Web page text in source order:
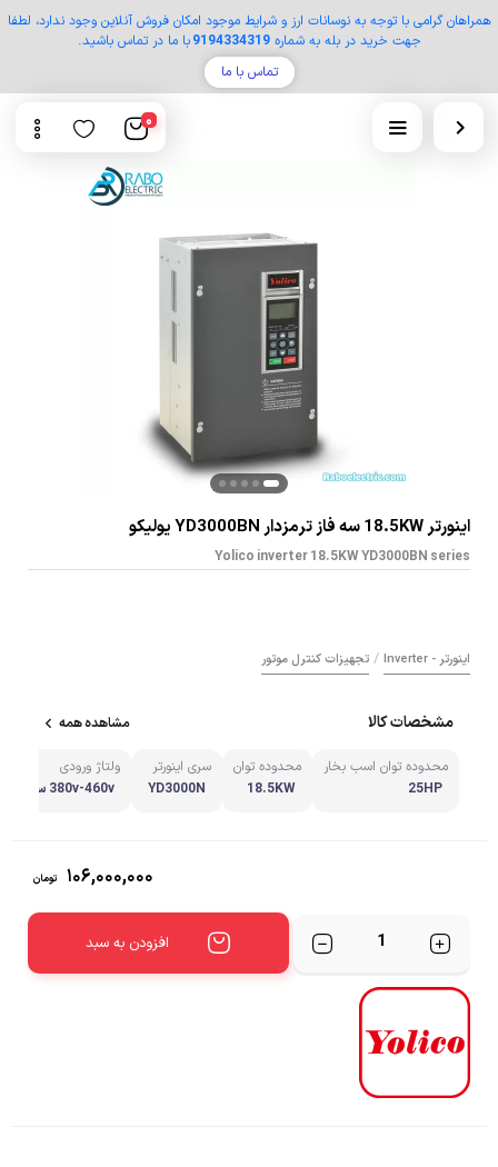
همراهان گرامی با توجه به نوسانات ارز و شرایط موجود امکان فروش آنلاین وجود ندارد، لطفا
جهت خرید در بله به شماره9194334319با ما در تماس باشید.
تماس با ما
0
اینورتر 18.5KW سه فاز ترمزدار YD3000BN یولیکو
Yolico inverter 18.5KW YD3000BN series
اینورتر - Inverter / تجهیزات کنترل موتور
مشخصات کالا مشاهده همه
محدوده توان اسب بخار
25HP
محدوده توان
18.5KW
سری اینورتر
YD3000N
ولتاژ ورودی
380v-460v سه فاز AC
۱۰۶,۰۰۰,۰۰۰ تومان
تعداد
افزودن به سبد